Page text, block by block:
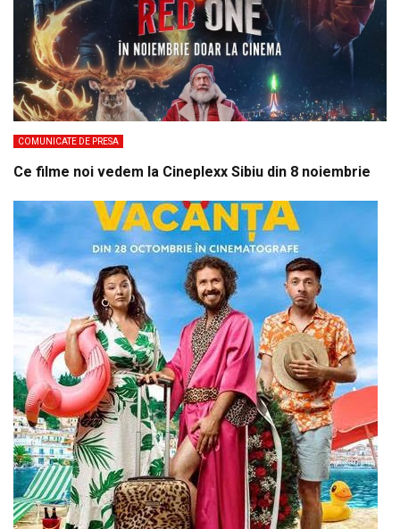
COMUNICATE DE PRESA
Ce filme noi vedem la Cineplexx Sibiu din 8 noiembrie